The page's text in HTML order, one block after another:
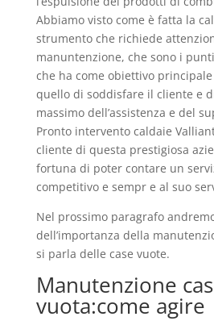
Abbiamo visto come è fatta la
strumento che richiede
manuntenzione, che sono i
che ha come obiettivo
quello di soddisfare il cliente e
massimo dell’assistenza e del
Pronto intervento caldaie
cliente di questa prestigiosa
fortuna di poter contare un
competitivo e sempr e al suo
Nel prossimo paragrafo
dell’importanza della
si parla delle case vuote.
Manutenzione
vuota:come agire